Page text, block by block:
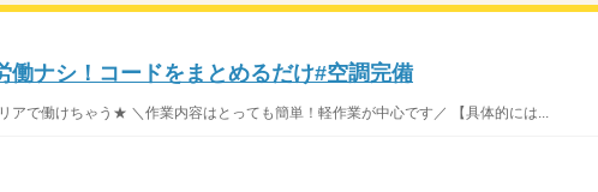
働ナシ！コードをまとめるだけ#空調完備
アで働けちゃう★ ＼作業内容はとっても簡単！軽作業が中心です／ 【具体的には...